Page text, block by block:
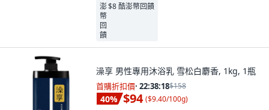
$8 酷澎幣回饋
澡享 男性專用沐浴乳 雪松白麝香, 1kg, 1瓶
首購折扣價· 22:38:16$158
40% $94 ($9.40/100g)